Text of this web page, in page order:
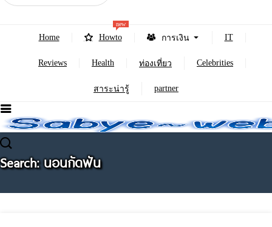
Home Howto
new
การเงิน IT
Reviews Health ท่องเที่ยว Celebrities
สาระน่ารู้ partner
Search: นอนกัดฟัน